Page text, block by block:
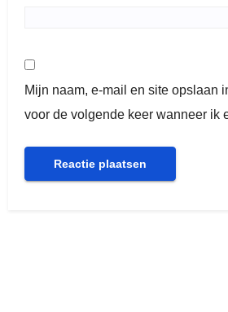
Mijn naam, e-mail en site opslaan
voor de volgende keer wanneer ik